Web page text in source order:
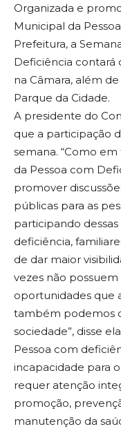
Organizada e
Municipal da
Prefeitura, a
Deficiência contará
na Câmara, além
Parque da Cidade.
A presidente do
que a participação
semana. “Como
da Pessoa com
promover
públicas para as
participando dessas
deficiência,
de dar maior
vezes não
oportunidades que
também podemos
sociedade”, disse
Pessoa com
incapacidade para
requer atenção
promoção,
manutenção da